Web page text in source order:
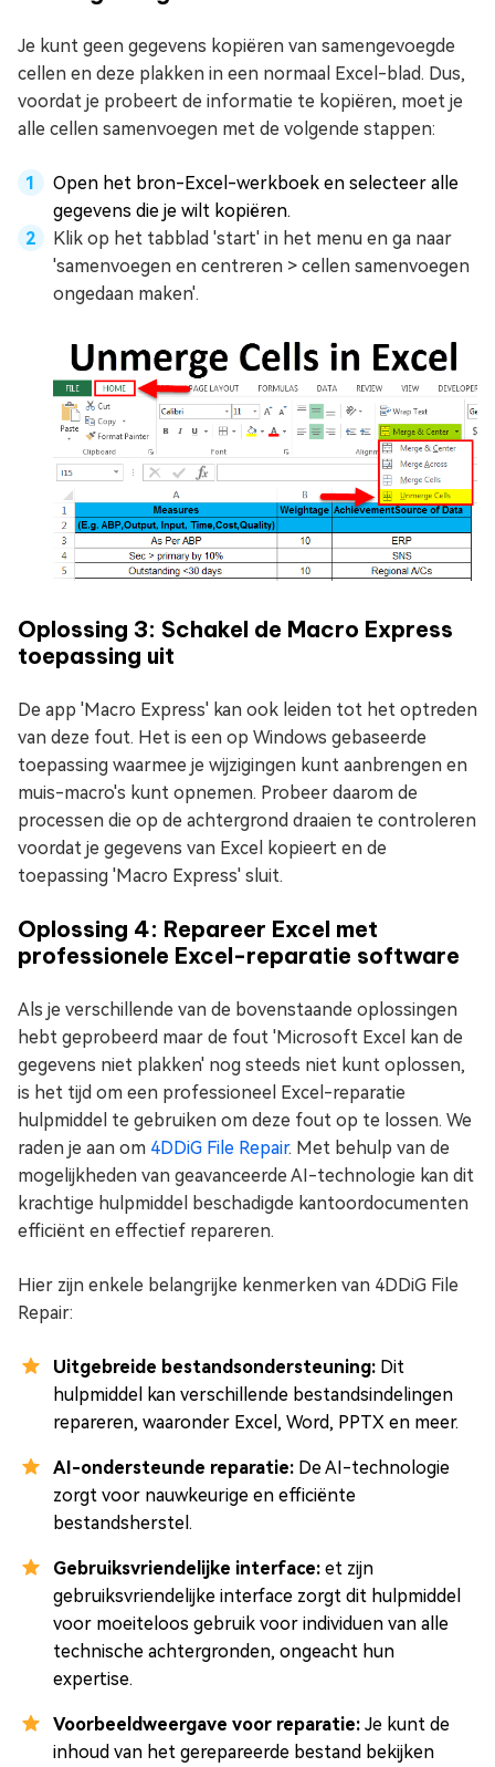
Je kunt geen gegevens kopiëren van samengevoegde
cellen en deze plakken in een normaal Excel-blad. Dus,
voordat je probeert de informatie te kopiëren, moet je
alle cellen samenvoegen met de volgende stappen:
Open het bron-Excel-werkboek en selecteer alle
gegevens die je wilt kopiëren.
Klik op het tabblad 'start' in het menu en ga naar
'samenvoegen en centreren > cellen samenvoegen
ongedaan maken'.
Oplossing 3: Schakel de Macro Express
toepassing uit
De app 'Macro Express' kan ook leiden tot het optreden
van deze fout. Het is een op Windows gebaseerde
toepassing waarmee je wijzigingen kunt aanbrengen en
muis-macro's kunt opnemen. Probeer daarom de
processen die op de achtergrond draaien te controleren
voordat je gegevens van Excel kopieert en de
toepassing 'Macro Express' sluit.
Oplossing 4: Repareer Excel met
professionele Excel-reparatie software
Als je verschillende van de bovenstaande oplossingen
hebt geprobeerd maar de fout 'Microsoft Excel kan de
gegevens niet plakken' nog steeds niet kunt oplossen,
is het tijd om een professioneel Excel-reparatie
hulpmiddel te gebruiken om deze fout op te lossen. We
raden je aan om 4DDiG File Repair. Met behulp van de
mogelijkheden van geavanceerde AI-technologie kan dit
krachtige hulpmiddel beschadigde kantoordocumenten
efficiënt en effectief repareren.
Hier zijn enkele belangrijke kenmerken van 4DDiG File
Repair:
Uitgebreide bestandsondersteuning: Dit
hulpmiddel kan verschillende bestandsindelingen
repareren, waaronder Excel, Word, PPTX en meer.
AI-ondersteunde reparatie: De AI-technologie
zorgt voor nauwkeurige en efficiënte
bestandsherstel.
Gebruiksvriendelijke interface: et zijn
gebruiksvriendelijke interface zorgt dit hulpmiddel
voor moeiteloos gebruik voor individuen van alle
technische achtergronden, ongeacht hun
expertise.
Voorbeeldweergave voor reparatie: Je kunt de
inhoud van het gerepareerde bestand bekijken